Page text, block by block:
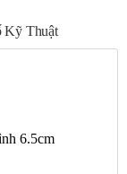
Kỹ Thuật
6.5cm